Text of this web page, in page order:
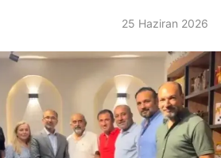
25 Haziran 2026